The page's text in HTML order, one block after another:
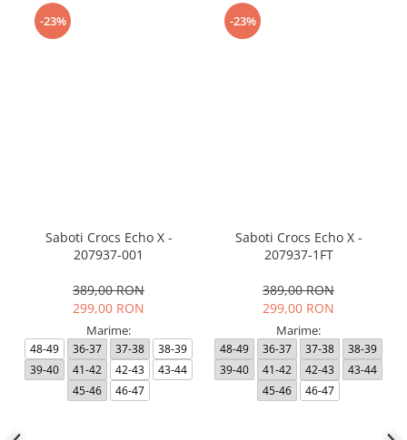
-23%
Saboti Crocs Echo X -
207937-001
389,00 RON
299,00 RON
Marime:
48-49 36-37 37-38
38-39
39-40
41-42 42-43
43-44
45-46
46-47
-23%
Saboti Crocs Echo X -
207937-1FT
389,00 RON
299,00 RON
Marime:
48-49 36-37 37-38
38-39
39-40
41-42 42-43
43-44
45-46
46-47